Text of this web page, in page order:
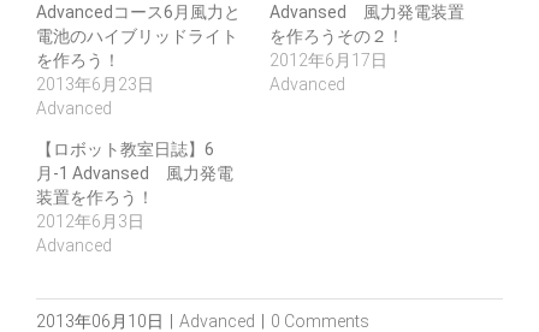
Advancedコース6月風力と
電池のハイブリッドライト
を作ろう！
2013年6月23日
Advanced
Advansed 風力発電装置
を作ろうその２！
2012年6月17日
Advanced
【ロボット教室日誌】6
月-1 Advansed 風力発電
装置を作ろう！
2012年6月3日
Advanced
2013年06月10日 | Advanced | 0 Comments